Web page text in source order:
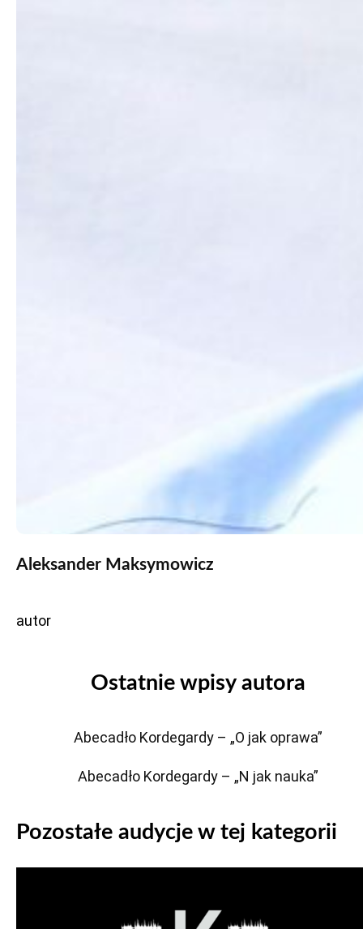
Aleksander Maksymowicz
autor
Ostatnie wpisy autora
Abecadło Kordegardy – „O jak oprawa”
Abecadło Kordegardy – „N jak nauka”
Pozostałe audycje w tej kategorii